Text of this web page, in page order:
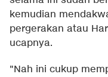
kemudian
pergerakan atau
ucapnya.
"Nah ini cukup